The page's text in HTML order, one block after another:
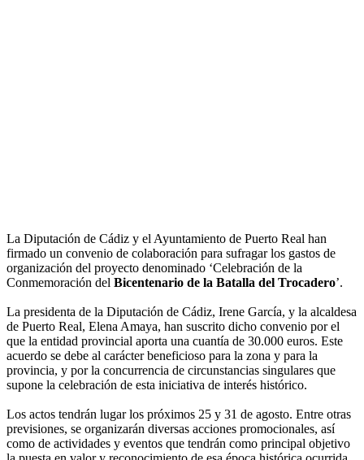
La Diputación de Cádiz y el Ayuntamiento de Puerto Real han
firmado un convenio de colaboración para sufragar los gastos de
organización del proyecto denominado ‘Celebración de la
Conmemoración del Bicentenario de la Batalla del Trocadero’.
La presidenta de la Diputación de Cádiz, Irene García, y la alcaldesa
de Puerto Real, Elena Amaya, han suscrito dicho convenio por el
que la entidad provincial aporta una cuantía de 30.000 euros. Este
acuerdo se debe al carácter beneficioso para la zona y para la
provincia, y por la concurrencia de circunstancias singulares que
supone la celebración de esta iniciativa de interés histórico.
Los actos tendrán lugar los próximos 25 y 31 de agosto. Entre otras
previsiones, se organizarán diversas acciones promocionales, así
como de actividades y eventos que tendrán como principal objetivo